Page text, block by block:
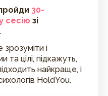
30-
сесію зі
і
цілі, підкажуть,
найкраще, і
HoldYou.